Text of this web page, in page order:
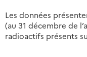
Les données
(au 31 décembre de
radioactifs présents